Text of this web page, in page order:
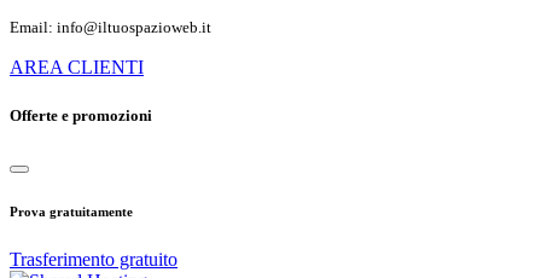
Email: info@iltuospazioweb.it
AREA CLIENTI
Offerte e promozioni
Prova gratuitamente
Trasferimento gratuito